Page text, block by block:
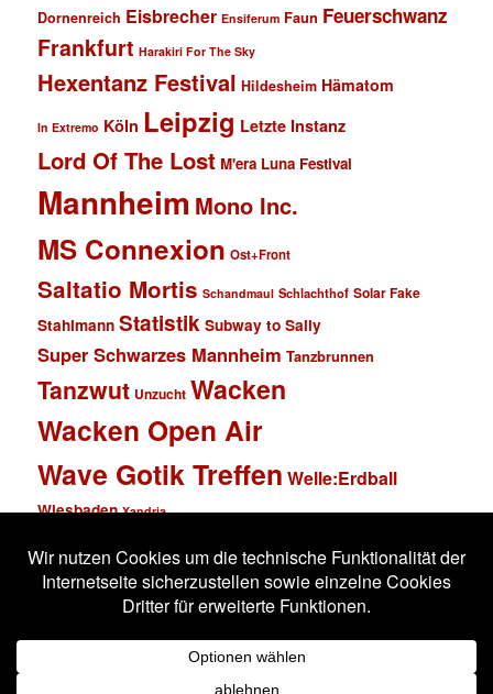
Dornenreich Eisbrecher Ensiferum Faun Feuerschwanz
Frankfurt Harakiri For The Sky
Hexentanz Festival Hildesheim Hämatom
In Extremo Köln Leipzig Letzte Instanz
Lord Of The Lost M'era Luna Festival
Mannheim Mono Inc.
MS Connexion Ost+Front
Saltatio Mortis Schandmaul Schlachthof Solar Fake
Stahlmann Statistik Subway to Sally
Super Schwarzes Mannheim Tanzbrunnen
Tanzwut Unzucht Wacken
Wacken Open Air
Wave Gotik Treffen Welle:Erdball
Wiesbaden Xandria
Impressum